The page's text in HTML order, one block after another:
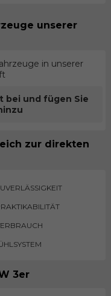
unserer
in unserer
bei und fügen Sie
zur direkten
3er